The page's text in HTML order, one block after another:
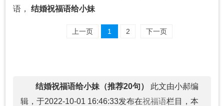
语， 结婚祝福语给小妹
上一页 1 2 下一页
结婚祝福语给小妹（推荐20句） 此文由小郝编
辑，于2022-10-01 16:46:33发布在祝福语栏目，本